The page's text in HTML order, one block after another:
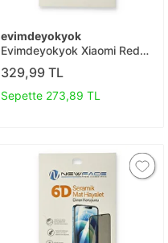
evimdeyokyok
Evimdeyokyok Xiaomi Redmi
Note 9 Pro 6d Mat Seramik
Hayalet Nano Ekran
Koruyucu T20
329,99 TL
Sepette 273,89 TL